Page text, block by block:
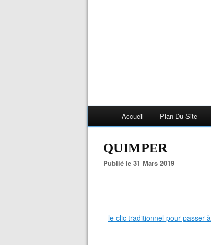
Accueil Plan Du Site
QUIMPER
Publié le 31 Mars 2019
le clic traditionnel pour passer